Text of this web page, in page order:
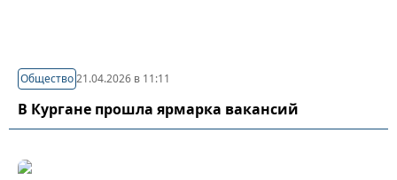
Общество21.04.2026 в 11:11
В Кургане прошла ярмарка вакансий